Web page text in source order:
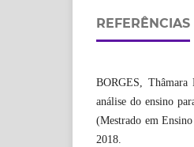
REFERÊNCIAS
BORGES, Thâmara
análise do ensino
(Mestrado em
2018.